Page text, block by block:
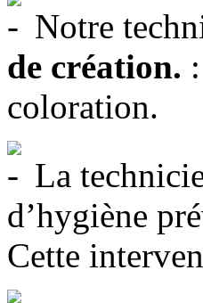
Notre
de création.
coloration.
La
d’hygiène
Cette